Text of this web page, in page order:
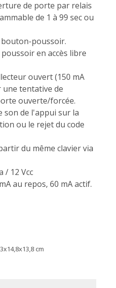
de porte par relais
de 1 à 99 sec ou
poussoir.
en accès libre
ouvert (150 mA
tentative de
ouverte/forcée.
son de l'appui sur la
ou le rejet du code
du même clavier via
/ 12 Vcc
au repos, 60 mA actif.
cm